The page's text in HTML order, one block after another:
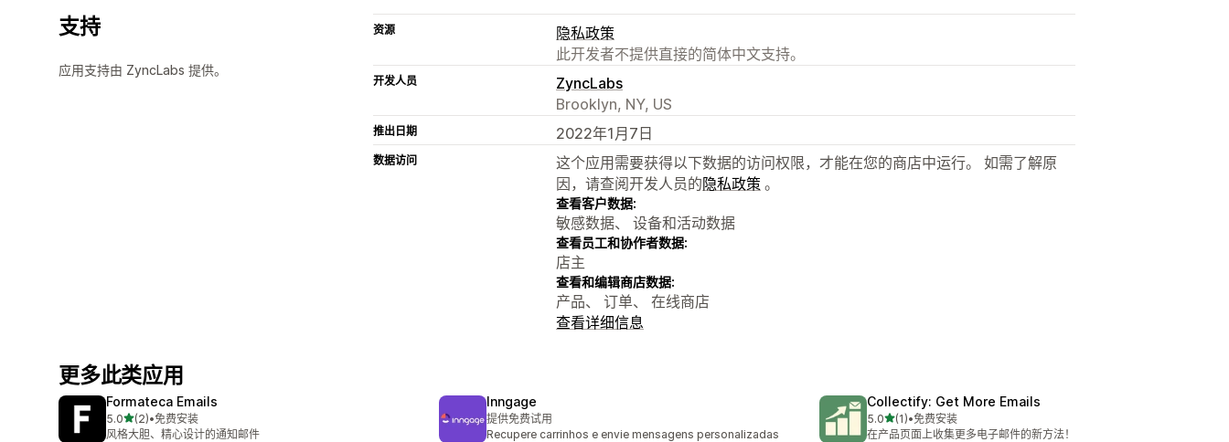
支持
应用支持由 ZyncLabs 提供。
资源
隐私政策
此开发者不提供直接的简体中文支持。
开发人员
ZyncLabs
Brooklyn, NY, US
推出日期 2022年1月7日
数据访问
这个应用需要获得以下数据的访问权限，才能在您的商店中运行。 如需了解原
因，请查阅开发人员的隐私政策 。
查看客户数据:
敏感数据、 设备和活动数据
查看员工和协作者数据:
店主
查看和编辑商店数据:
产品、 订单、 在线商店
查看详细信息
更多此类应用
Formateca Emails
5.0星（满分 5 星）
(2)
总共 2 条评论
•免费安装
风格大胆、精心设计的通知邮件
Inngage
提供免费试用
Recupere carrinhos e envie mensagens personalizadas
Collectify: Get More Emails
5.0星（满分 5 星）
(1)
总共 1 条评论
•免费安装
在产品页面上收集更多电子邮件的新方法！